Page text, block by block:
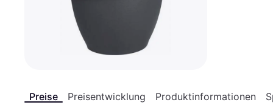
Preise Preisentwicklung Produktinformationen